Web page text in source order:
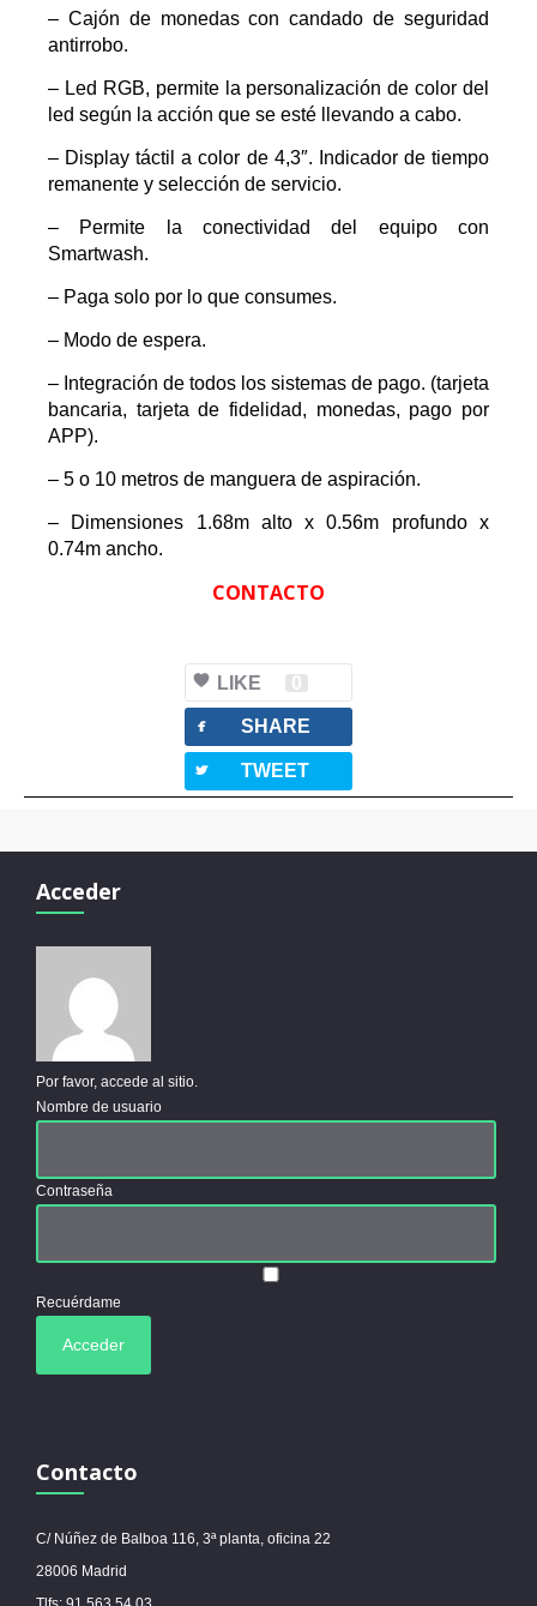
– Cajón de monedas con candado de seguridad
antirrobo.
– Led RGB, permite la personalización de color del
led según la acción que se esté llevando a cabo.
– Display táctil a color de 4,3″. Indicador de tiempo
remanente y selección de servicio.
– Permite la conectividad del equipo con
Smartwash.
– Paga solo por lo que consumes.
– Modo de espera.
– Integración de todos los sistemas de pago. (tarjeta
bancaria, tarjeta de fidelidad, monedas, pago por
APP).
– 5 o 10 metros de manguera de aspiración.
– Dimensiones 1.68m alto x 0.56m profundo x
0.74m ancho.
CONTACTO
LIKE 0
facebook SHARE
twitterbird TWEET
Acceder
Por favor, accede al sitio.
Nombre de usuario
Contraseña
Recuérdame
Contacto
C/ Núñez de Balboa 116, 3ª planta, oficina 22
28006 Madrid